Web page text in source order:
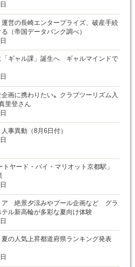
運営の長崎エンタープライズ、破産手続
（帝国データバンク調べ）
「ギャル課」誕生へ ギャルマインドで
企画に携わりたい〟クラブツーリズム入
里登さん
人事異動（8月6日付）
ヤード・バイ・マリオット京都駅」
ア 絶景夕涼みやプール企画など グラ
ル新高輪が多彩な夏向け体験
夏の人気上昇都道府県ランキング発表